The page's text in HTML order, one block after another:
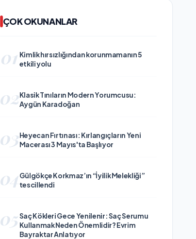
ÇOK OKUNANLAR
01 Kimlik hırsızlığından korunmamanın 5
etkili yolu
02Klasik Tınıların Modern Yorumcusu:
Aygün Karadoğan
03Heyecan Fırtınası: Kırlangıçların Yeni
Macerası 3 Mayıs'ta Başlıyor
04Gülgökçe Korkmaz’ın “İyilik Melekliği”
tescillendi
05Saç Kökleri Gece Yenilenir: Saç Serumu
Kullanmak Neden Önemlidir? Evrim
Bayraktar Anlatıyor